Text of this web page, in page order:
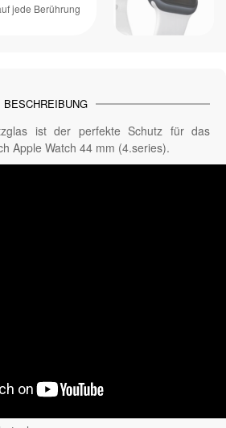
jede Berührung
BESCHREIBUNG
ist der perfekte Schutz für das
Apple Watch 44 mm (4.series).